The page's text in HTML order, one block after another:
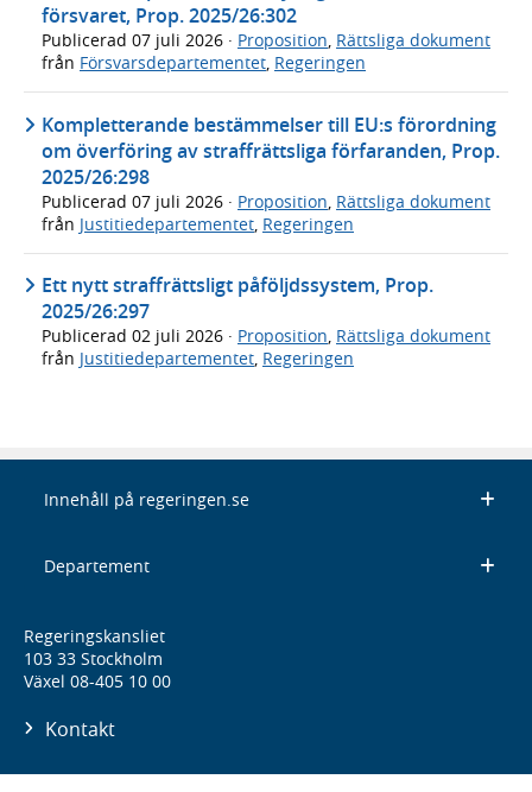
försvaret, Prop. 2025/26:302
Publicerad 07 juli 2026 · Proposition, Rättsliga dokument
från Försvarsdepartementet, Regeringen
Kompletterande bestämmelser till EU:s förordning
om överföring av straffrättsliga förfaranden, Prop.
2025/26:298
Publicerad 07 juli 2026 · Proposition Rättsliga dokument
från Justitiedepartementet Regeringen
Ett nytt straffrättsligt påföljdssystem, Prop.
2025/26:297
Publicerad 02 juli 2026 · Proposition, Rättsliga dokument
från Justitiedepartementet, Regeringen
Innehåll på regeringen.se
Departement
Regeringskansliet
103 33 Stockholm
Växel 08-405 10 00
Kontakt